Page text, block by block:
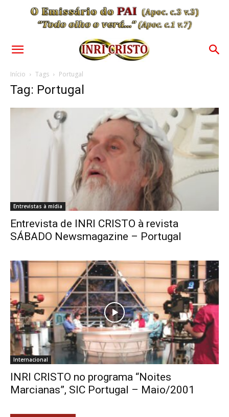
Início Tags Portugal
Tag: Portugal
Entrevistas à mídia
Entrevista de INRI CRISTO à revista
SÁBADO Newsmagazine – Portugal
Internacional
INRI CRISTO no programa “Noites
Marcianas”, SIC Portugal – Maio/2001